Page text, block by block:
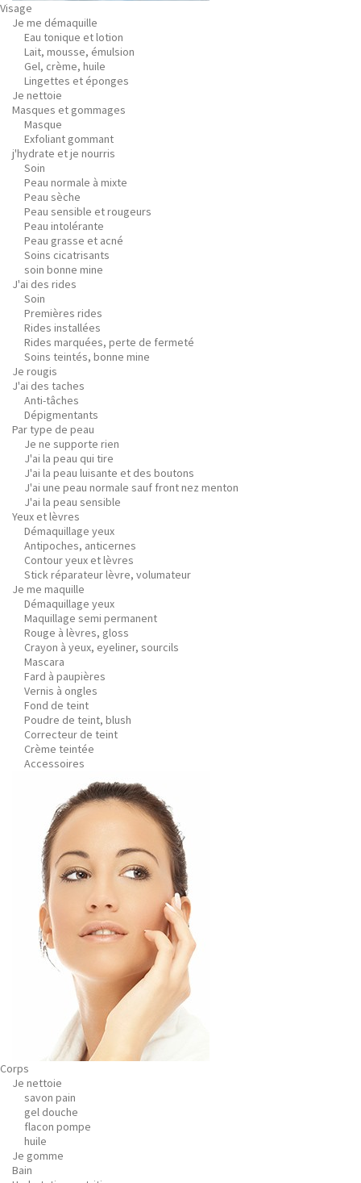
Visage
Je me démaquille
Eau tonique et lotion
Lait, mousse, émulsion
Gel, crème, huile
Lingettes et éponges
Je nettoie
Masques et gommages
Masque
Exfoliant gommant
j'hydrate et je nourris
Soin
Peau normale à mixte
Peau sèche
Peau sensible et rougeurs
Peau intolérante
Peau grasse et acné
Soins cicatrisants
soin bonne mine
J'ai des rides
Soin
Premières rides
Rides installées
Rides marquées, perte de fermeté
Soins teintés, bonne mine
Je rougis
J'ai des taches
Anti-tâches
Dépigmentants
Par type de peau
Je ne supporte rien
J'ai la peau qui tire
J'ai la peau luisante et des boutons
J'ai une peau normale sauf front nez menton
J'ai la peau sensible
Yeux et lèvres
Démaquillage yeux
Antipoches, anticernes
Contour yeux et lèvres
Stick réparateur lèvre, volumateur
Je me maquille
Démaquillage yeux
Maquillage semi permanent
Rouge à lèvres, gloss
Crayon à yeux, eyeliner, sourcils
Mascara
Fard à paupières
Vernis à ongles
Fond de teint
Poudre de teint, blush
Correcteur de teint
Crème teintée
Accessoires
Corps
Je nettoie
savon pain
gel douche
flacon pompe
huile
Je gomme
Bain